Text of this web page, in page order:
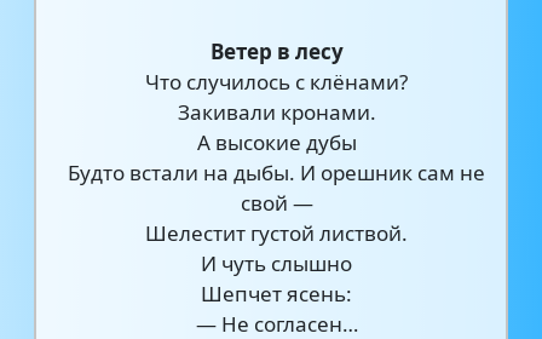
Ветер в лесу
Что случилось с клёнами?
Закивали кронами.
А высокие дубы
Будто встали на дыбы. И орешник сам не
свой —
Шелестит густой листвой.
И чуть слышно
Шепчет ясень:
— Не согласен…